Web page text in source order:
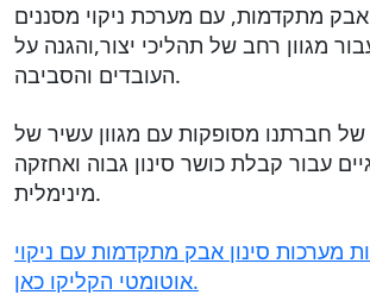
אבק מתקדמות, עם מערכת ניקוי מסננים
מגוון רחב של תהליכי יצור,והגנה על
העובדים והסביבה.
חברתנו מסופקות עם מגוון עשיר של
עבור קבלת כושר סינון גבוה ואחזקה
מינימלית.
מערכות סינון אבק מתקדמות עם ניקוי
אוטומטי הקליקו כאן.